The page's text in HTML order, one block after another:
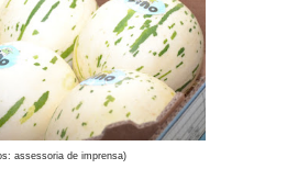
assessoria de imprensa)